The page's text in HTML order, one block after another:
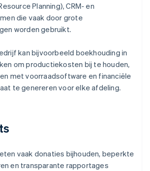
Planning), CRM- en
die vaak door grote
worden gebruikt.
kan bijvoorbeeld boekhouding in
om productiekosten bij te houden,
met voorraadsoftware en financiële
te genereren voor elke afdeling.
vaak donaties bijhouden, beperkte
en transparante rapportages